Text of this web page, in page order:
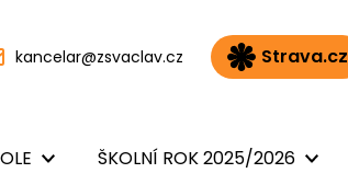
kancelar@zsvaclav.cz Strava.cz
ŠKOLNÍ ROK 2025/2026